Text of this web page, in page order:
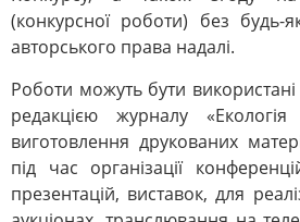
(конкурсної роботи) без будь-
авторського права надалі.
Роботи можуть бути
редакцією журналу
виготовлення друкованих
під час організації
презентацій, виставок, для